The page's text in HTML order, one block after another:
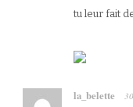
tu leur fait
la_belette